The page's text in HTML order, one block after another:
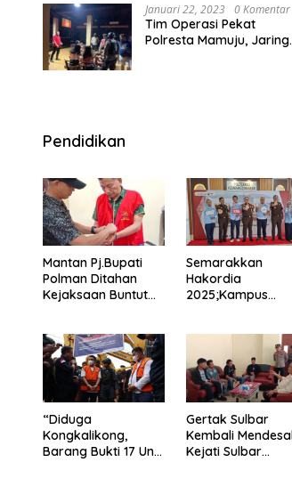
Januari 22, 2023 0 Komentar
Tim Operasi Pekat
Polresta Mamuju, Jaring
Pendidikan
Mantan Pj.Bupati
Polman Ditahan
Kejaksaan Buntut
Seragam Linmas
Pemilu
Semarakkan
Hakordia
2025;Kampus
Gelar” Satukan
Basmi Korupsi “
“Diduga
Kongkalikong,
Barang Bukti 17 Unit
Gertak Sulbar
Kembali
Kejati Sulbar